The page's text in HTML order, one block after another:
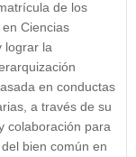
de los
Ciencias
lograr la
en conductas
a través de su
colaboración para
bien común en